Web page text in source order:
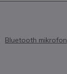
Bluetooth mikrofon